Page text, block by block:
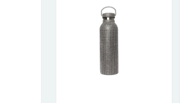
một tấm lưới được phủ hóa chất cảm
hình ảnh cần in được phơi sáng tạo
in được đẩy qua các lỗ nhỏ trên lưới
gạt (squeegee) để in lên bề mặt sản
bút, móc khóa hay các vật phẩm quà